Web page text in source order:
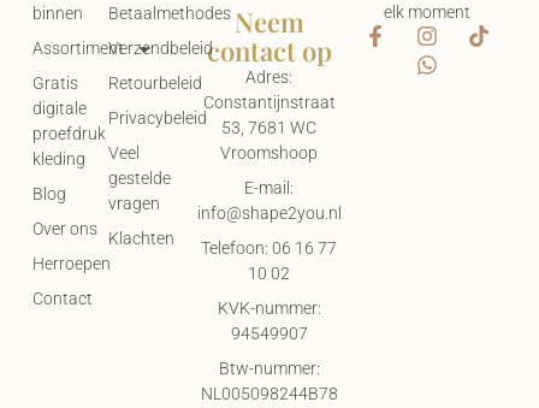
elk moment
Betaalmethodes
Verzendbeleid
Retourbeleid
Privacybeleid
Veel
gestelde
vragen
Klachten
binnen
Assortiment
Gratis
digitale
proefdruk
kleding
Blog
Over ons
Herroepen
Contact
Neem
contact op
Adres:
Constantijnstraat
53, 7681 WC
Vroomshoop
E-mail:
info@shape2you.nl
Telefoon: 06 16 77
10 02
KVK-nummer:
94549907
Btw-nummer:
NL005098244B78